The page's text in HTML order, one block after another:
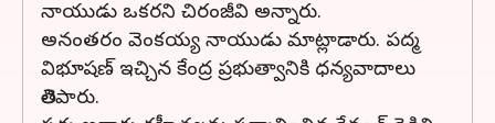
నాయుడు ఒకరని చిరంజీవి అన్నారు.
అనంతరం వెంకయ్య నాయుడు మాట్లాడారు. పద్మ
విభూషణ్ ఇచ్చిన కేంద్ర ప్రభుత్వానికి ధన్యవాదాలు
తెలిపారు.